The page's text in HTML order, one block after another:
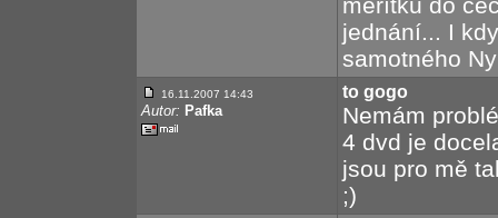
jednání... I
samotného
16.11.2007 14:43
Autor: Pafka
to gogo
Nemám
4 dvd je
jsou pro mě
;)